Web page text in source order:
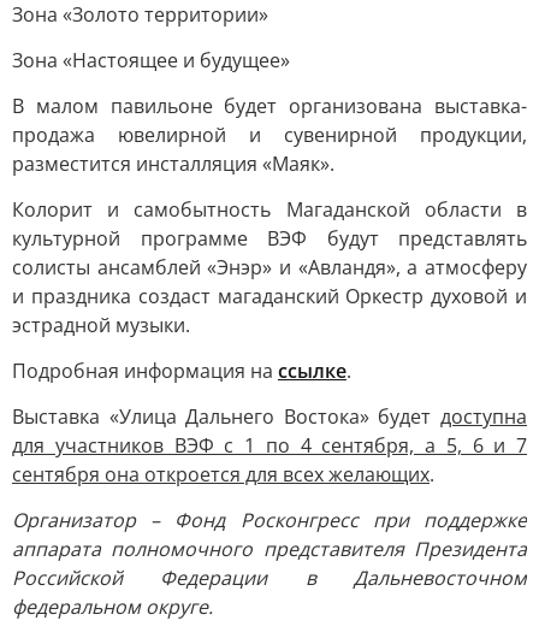
Зона «Золото территории»
Зона «Настоящее и будущее»
В малом павильоне будет организована выставка-
продажа ювелирной и сувенирной продукции,
разместится инсталляция «Маяк».
Колорит и самобытность Магаданской области в
культурной программе ВЭФ будут представлять
солисты ансамблей «Энэр» и «Авландя», а атмосферу
и праздника создаст магаданский Оркестр духовой и
эстрадной музыки.
Подробная информация на ссылке.
Выставка «Улица Дальнего Востока» будет доступна
для участников ВЭФ с 1 по 4 сентября, а 5, 6 и 7
сентября она откроется для всех желающих.
Организатор – Фонд Росконгресс при поддержке
аппарата полномочного представителя Президента
Российской Федерации в Дальневосточном
федеральном округе.